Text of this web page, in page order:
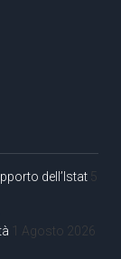
dell’Istat 5
1 Agosto 2026